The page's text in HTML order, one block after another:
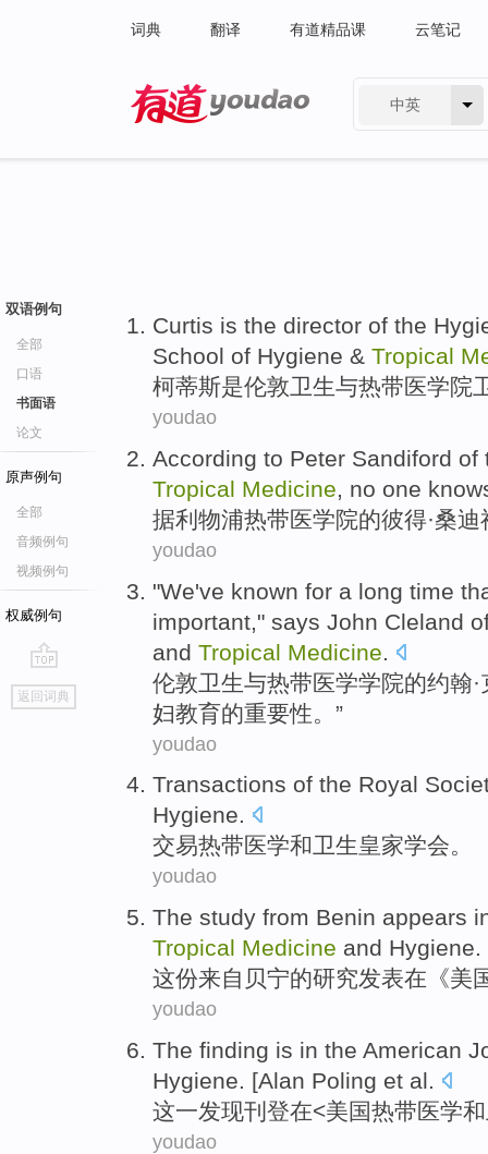
词典 翻译 有道精品课 云笔记
中英
双语例句
全部
口语
书面语
论文
原声例句
全部
音频例句
视频例句
权威例句
go
top
返回词典
Curtis is the director of the
School of Hygiene & Tropical
柯蒂斯是伦敦卫生与热带医学院
youdao
According to Peter Sandiford of
Tropical Medicine, no one
据利物浦热带医学院的彼得·桑迪
youdao
"We've known for a long time
important ," says John Cleland
and Tropical Medicine
伦敦卫生与热带医学学院的约翰·
妇教育的重要性 。”
youdao
Transactions of the Royal
Hygiene.
交易热带医学和卫生皇家学会。
youdao
The study from Benin appears
Tropical Medicine and Hygiene.
这份来自 贝宁的研究发表在 《美
youdao
The finding is in the American
Hygiene. [Alan Poling et al.
这一发现刊登在<美国热带医学和
youdao